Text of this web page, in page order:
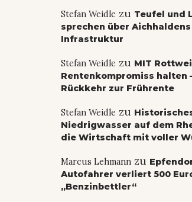
Stefan Weidle zu Teufel und
sprechen über Aichhaldens
Infrastruktur
Stefan Weidle zu MIT
Rentenkompromiss halten
Rückkehr zur Frührente
Stefan Weidle zu
Niedrigwasser auf dem
die Wirtschaft mit voller
Marcus Lehmannzu
Autofahrer verliert 500
„Benzinbettler“